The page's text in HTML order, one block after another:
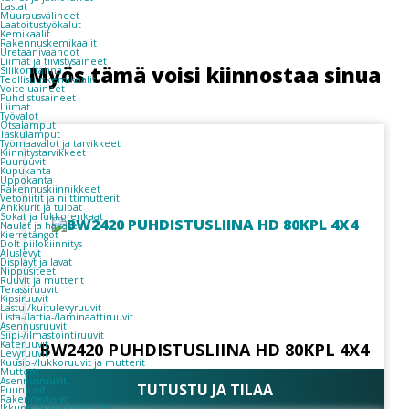
Lastat
Muurausvälineet
Laatoitustyökalut
Kemikaalit
Rakennuskemikaalit
Uretaanivaahdot
Liimat ja tiivistysaineet
Silikonitahna
Teollisuuskemikaalit
Voiteluaineet
Puhdistusaineet
Liimat
Työvalot
Otsalamput
Taskulamput
Työmaavalot ja tarvikkeet
Kiinnitys­tarvikkeet
Puuruuvit
Kupukanta
Uppokanta
Rakennuskiinnikkeet
Vetoniitit ja niittimutterit
Ankkurit ja tulpat
Sokat ja lukkorenkaat
Naulat ja hakaset
Kierretangot
Dolt piilokiinnitys
Aluslevyt
Displayt ja lavat
Nippusiteet
Ruuvit ja mutterit
Terassiruuvit
Kipsiruuvit
Lastu-/kuitulevyruuvit
Lista-/lattia-/laminaattiruuvit
Asennusruuvit
Siipi-/ilmastointiruuvit
Kateruuvit
Levyruuvit
Kuusio-/lukkoruuvit ja mutterit
Mutterit
Asennusruuvit
Puuruuvit
Rakenneruuvit
Myös tämä voisi kiinnostaa sinua
BW2420 PUHDISTUSLIINA HD 80KPL 4X4
TUTUSTU JA TILAA